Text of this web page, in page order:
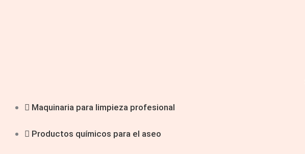
Maquinaria para limpieza profesional
Productos químicos para el aseo